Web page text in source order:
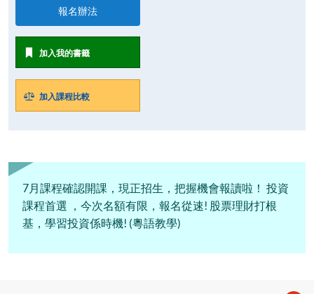
報名辦法
加入我的書籤
加入課程比較
7月課程確認開課，現正招生，把握機會報讀啦！ 投資
課程首選 ，今次名額有限，報名從速! 股票理財打根
基，學習投資係時機! (粵語教學)